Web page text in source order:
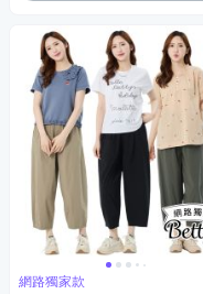
網路獨家款